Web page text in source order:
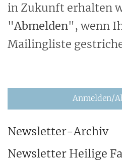
in Zukunft erhalten
"Abmelden", wenn
Mailingliste
Anmelden/
Newsletter-Archiv
Newsletter Heilige